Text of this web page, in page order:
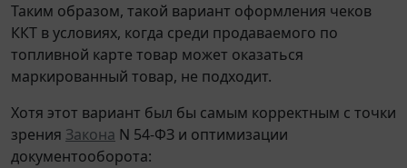
Таким образом, такой вариант оформления чеков
ККТ в условиях, когда среди продаваемого по
топливной карте товар может оказаться
маркированный товар, не подходит.
Хотя этот вариант был бы самым корректным с точки
зрения Закона N 54-ФЗ и оптимизации
документооборота: